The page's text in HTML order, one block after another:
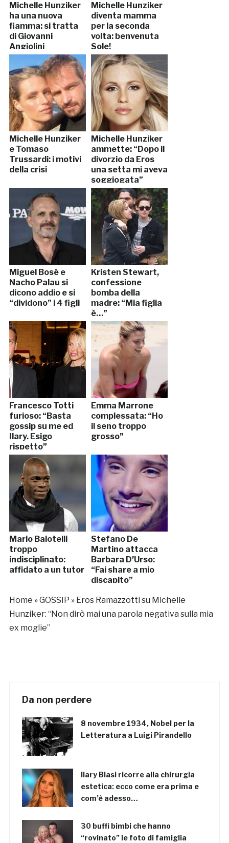
Michelle Hunziker
ha una nuova
fiamma: si tratta
di Giovanni
Angiolini
Michelle Hunziker
diventa mamma
per la seconda
volta: benvenuta
Sole!
Michelle Hunziker
e Tomaso
Trussardi: i motivi
della crisi
Michelle Hunziker
ammette: “Dopo il
divorzio da Eros
una setta mi aveva
soggiogata”
Miguel Bosé e
Nacho Palau si
dicono addio e si
“dividono” i 4 figli
Kristen Stewart,
confessione
bomba della
madre: “Mia figlia
è…”
Francesco Totti
furioso: “Basta
gossip su me ed
Ilary. Esigo
rispetto”
Emma Marrone
complessata: “Ho
il seno troppo
grosso”
Mario Balotelli
troppo
indisciplinato:
affidato a un tutor
Stefano De
Martino attacca
Barbara D’Urso:
“Fai share a mio
discapito”
Home »GOSSIP » Eros Ramazzotti su Michelle
Hunziker: “Non dirò mai una parola negativa sulla mia
ex moglie”
Da non perdere
8 novembre 1934, Nobel per la
Letteratura a Luigi Pirandello
Ilary Blasi ricorre alla chirurgia
estetica: ecco come era prima e
com’è adesso…
30 buffi bimbi che hanno
“rovinato” le foto di famiglia